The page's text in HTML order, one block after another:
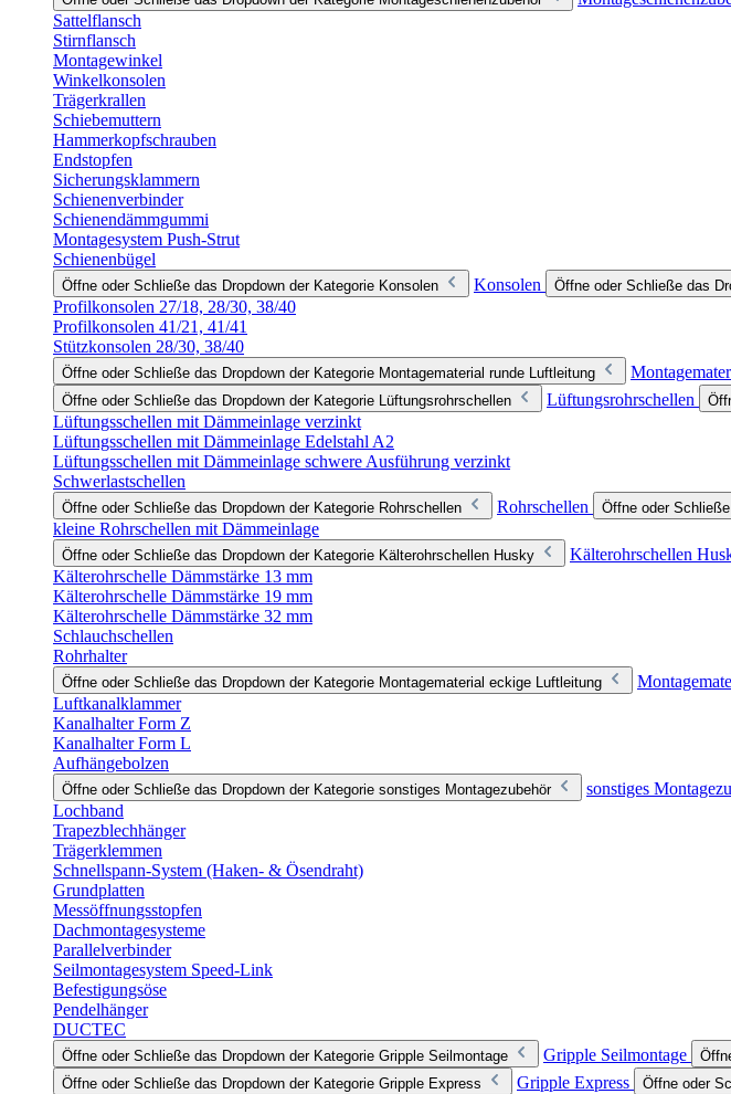
Sattelflansch
Stirnflansch
Montagewinkel
Winkelkonsolen
Trägerkrallen
Schiebemuttern
Hammerkopfschrauben
Endstopfen
Sicherungsklammern
Schienenverbinder
Schienendämmgummi
Montagesystem Push-Strut
Schienenbügel
Öffne oder Schließe das Dropdown der Kategorie Konsolen Konsolen Öffne oder Schließe das
Profilkonsolen 27/18, 28/30, 38/40
Profilkonsolen 41/21, 41/41
Stützkonsolen 28/30, 38/40
Öffne oder Schließe das Dropdown der Kategorie Montagematerial runde Luftleitung
Öffne oder Schließe das Dropdown der Kategorie Lüftungsrohrschellen
Lüftungsrohrschellen
Lüftungsschellen mit Dämmeinlage verzinkt
Lüftungsschellen mit Dämmeinlage Edelstahl A2
Lüftungsschellen mit Dämmeinlage schwere Ausführung verzinkt
Schwerlastschellen
Öffne oder Schließe das Dropdown der Kategorie Rohrschellen Rohrschellen Öffne oder
kleine Rohrschellen mit Dämmeinlage
Öffne oder Schließe das Dropdown der Kategorie Kälterohrschellen Husky Kälterohrschellen
Kälterohrschelle Dämmstärke 13 mm
Kälterohrschelle Dämmstärke 19 mm
Kälterohrschelle Dämmstärke 32 mm
Schlauchschellen
Rohrhalter
Öffne oder Schließe das Dropdown der Kategorie Montagematerial eckige Luftleitung
Luftkanalklammer
Kanalhalter Form Z
Kanalhalter Form L
Aufhängebolzen
Öffne oder Schließe das Dropdown der Kategorie sonstiges Montagezubehör sonstiges
Lochband
Trapezblechhänger
Trägerklemmen
Schnellspann-System (Haken- & Ösendraht)
Grundplatten
Messöffnungsstopfen
Dachmontagesysteme
Parallelverbinder
Seilmontagesystem Speed-Link
Befestigungsöse
Pendelhänger
DUCTEC
Öffne oder Schließe das Dropdown der Kategorie Gripple Seilmontage Gripple Seilmontage
Öffne oder Schließe das Dropdown der Kategorie Gripple Express
Gripple Express Öffne oder